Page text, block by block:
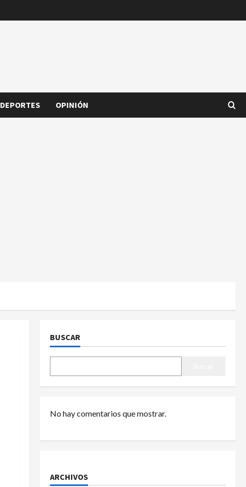
DEPORTES OPINIÓN
BUSCAR
No hay comentarios que mostrar.
ARCHIVOS